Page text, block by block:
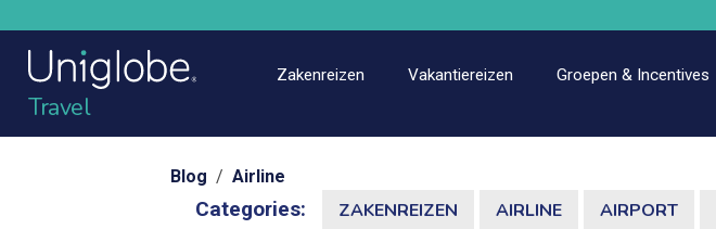
Travel
Zakenreizen Vakantiereizen Groepen & Incentives
Blog / Airline
Categories: ZAKENREIZEN AIRLINE AIRPORT